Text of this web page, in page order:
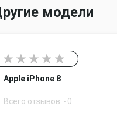
Гб
модели
Apple iPhone 8
Всего отзывов 0